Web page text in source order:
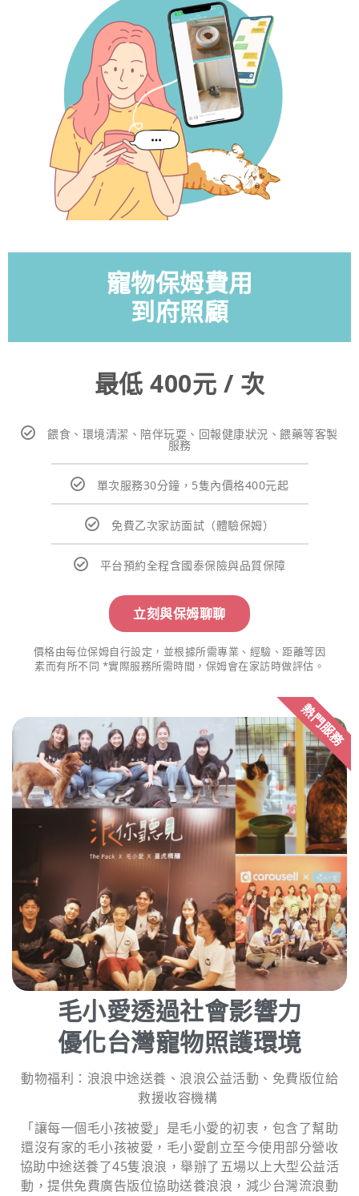
寵物保姆費用
到府照顧
最低 400元 / 次
餵食、環境清潔、陪伴玩耍、回報健康狀況、餵藥等客製
服務
單次服務30分鐘，5隻內價格400元起
免費乙次家訪面試（體驗保姆）
平台預約全程含國泰保險與品質保障
立刻與保姆聊聊
價格由每位保姆自行設定，並根據所需專業、經驗、距離等因
素而有所不同 *實際服務所需時間，保姆會在家訪時做評估。
熱門服務
毛小愛透過社會影響力
優化台灣寵物照護環境
動物福利：浪浪中途送養、浪浪公益活動、免費版位給
救援收容機構
「讓每一個毛小孩被愛」是毛小愛的初衷，包含了幫助
還沒有家的毛小孩被愛，毛小愛創立至今使用部分營收
協助中途送養了45隻浪浪，舉辦了五場以上大型公益活
動，提供免費廣告版位協助送養浪浪，減少台灣流浪動